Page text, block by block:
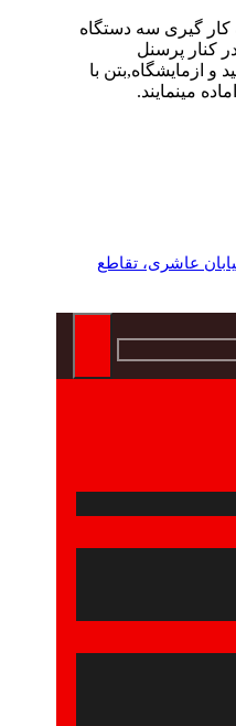
کار گیری سه دستگاه
با ظرفیت 2500 تن در کنار پرسنل
ازمایشگاه,بتن با
مینمایند.
عاشری، تقاطع